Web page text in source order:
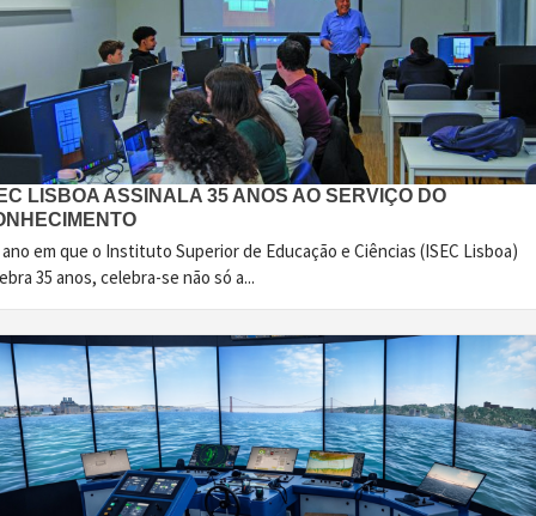
LISBOA ASSINALA 35 ANOS AO SERVIÇO DO
em que o Instituto Superior de Educação e Ciências (ISEC Lisboa)
35 anos, celebra-se não só a...